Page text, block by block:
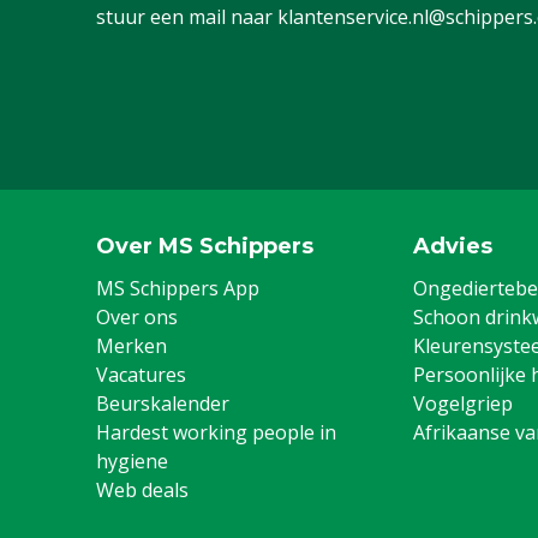
stuur een mail naar
Over MS Schippers
MS Schippers App
Over ons
Merken
Vacatures
Beurskalender
Hardest working people in
hygiene
Web deals
Advies
Schoon
Persoonlijke
Vogelgriep
Afrikaanse